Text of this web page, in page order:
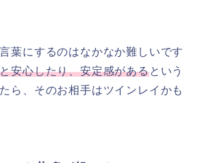
葉にするのはなかなか難しいです
安心したり、安定感があるという
ら、そのお相手はツインレイかも